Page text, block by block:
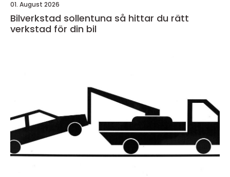
01. August 2026
Bilverkstad sollentuna så hittar du rätt
verkstad för din bil